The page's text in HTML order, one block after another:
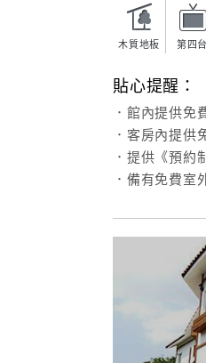
木質地板 第四台
貼心提醒：
．館內提供免
．客房內提供
．提供《預約
．備有免費室